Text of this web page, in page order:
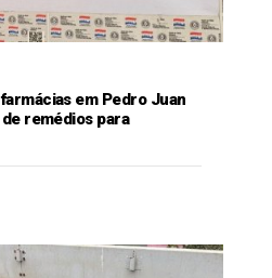
em Pedro Juan
remédios para